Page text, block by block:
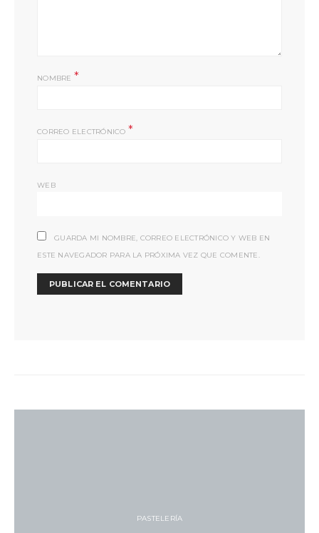
NOMBRE *
CORREO ELECTRÓNICO *
WEB
GUARDA MI NOMBRE, CORREO ELECTRÓNICO Y WEB EN
ESTE NAVEGADOR PARA LA PRÓXIMA VEZ QUE COMENTE.
PASTELERÍA